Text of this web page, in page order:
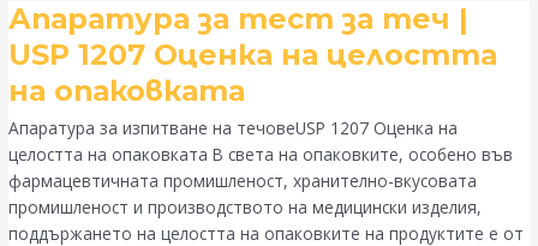
Апаратура за тест за теч |
USP 1207 Оценка на целостта
на опаковката
Апаратура за изпитване на течовеUSP 1207 Оценка на
целостта на опаковката В света на опаковките, особено във
фармацевтичната промишленост, хранително-вкусовата
промишленост и производството на медицински изделия,
поддържането на целостта на опаковките на продуктите е от
Апаратура
за
тест
за
теч
USP
1207
Оценка